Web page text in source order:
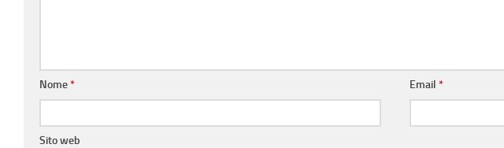
Nome* Email*
Sito web